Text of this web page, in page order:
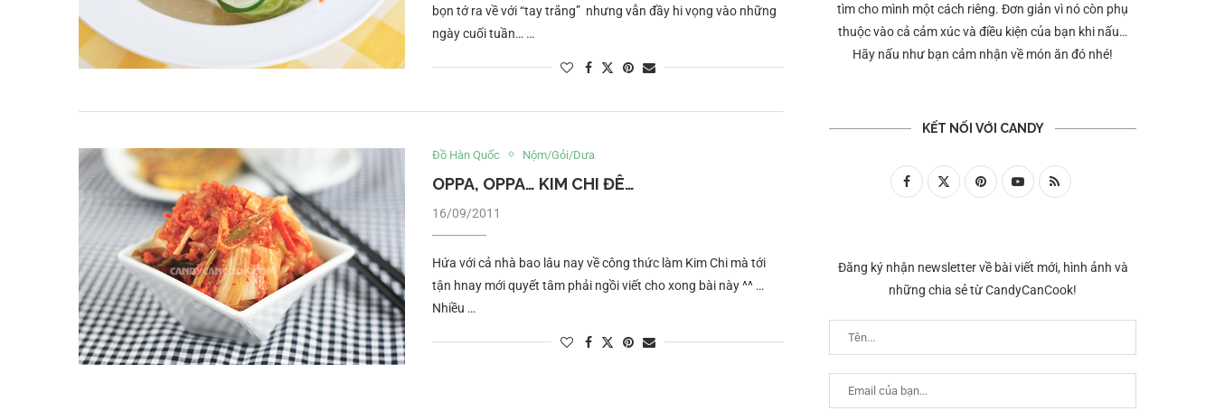
bọn tớ ra về với “tay trắng” nhưng vẫn đầy hi vọng vào những
ngày cuối tuần… …
Đồ Hàn Quốc Nộm/Gỏi/Dưa
OPPA, OPPA… KIM CHI ĐÊ…
16/09/2011
Hứa với cả nhà bao lâu nay về công thức làm Kim Chi mà tới
tận hnay mới quyết tâm phải ngồi viết cho xong bài này ^^ …
Nhiều …
tìm cho mình một cách riêng. Đơn giản vì nó còn phụ
thuộc vào cả cảm xúc và điều kiện của bạn khi nấu…
Hãy nấu như bạn cảm nhận về món ăn đó nhé!
KẾT NỐI VỚI CANDY
Đăng ký nhận newsletter về bài viết mới, hình ảnh và
những chia sẻ từ CandyCanCook!